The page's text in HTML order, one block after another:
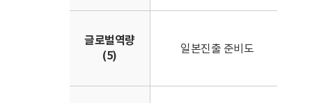
글로벌역량
(5)
일본진출 준비도